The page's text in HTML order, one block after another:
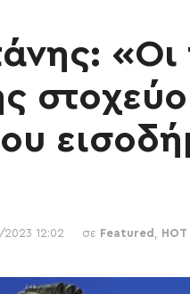
«Οι
12:02 σε Featured HOT